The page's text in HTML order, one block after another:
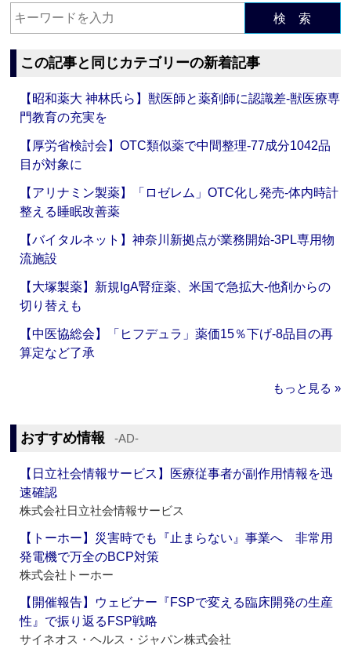
検 索
この記事と同じカテゴリーの新着記事
【昭和薬大 神林氏ら】獣医師と薬剤師に認識差‐獣医療専
門教育の充実を
【厚労省検討会】OTC類似薬で中間整理‐77成分1042品
目が対象に
【アリナミン製薬】「ロゼレム」OTC化し発売‐体内時計
整える睡眠改善薬
【バイタルネット】神奈川新拠点が業務開始‐3PL専用物
流施設
【大塚製薬】新規IgA腎症薬、米国で急拡大‐他剤からの
切り替えも
【中医協総会】「ヒフデュラ」薬価15％下げ‐8品目の再
算定など了承
もっと見る »
おすすめ情報 ‐AD‐
【日立社会情報サービス】医療従事者が副作用情報を迅
速確認
株式会社日立社会情報サービス
【トーホー】災害時でも『止まらない』事業へ 非常用
発電機で万全のBCP対策
株式会社トーホー
【開催報告】ウェビナー『FSPで変える臨床開発の生産
性』で振り返るFSP戦略
サイネオス・ヘルス・ジャパン株式会社